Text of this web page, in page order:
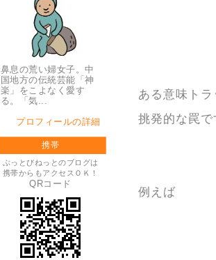
鼻息の荒い婦女子。中
国地方の伝統芸能「神
楽」をこよなく愛す
る。「気...
プロフィールの詳細
携帯
ぶっとびねっとのブログは
携帯からもアクセスＯＫ！
QRコード
ある意味ト
挑発的な罠で
例えば